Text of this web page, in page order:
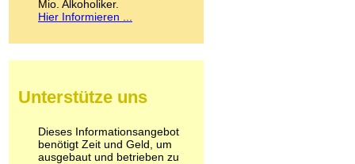
Metamphetamin
Methadon
Pilze
Psychopharmaka
Schlafmittel
Schmerzmittel
Mio. Alkoholiker.
Hier Informieren ...
Unterstütze uns
Dieses Informationsangebot
benötigt Zeit und Geld, um
ausgebaut und betrieben zu